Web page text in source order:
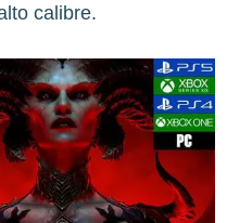
calibre.